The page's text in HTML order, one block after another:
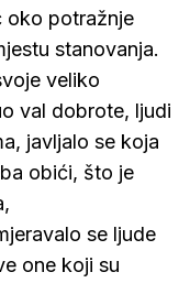
oko potražnje
stanovanja.
veliko
val dobrote, ljudi
javljalo se koja
obići, što je
se ljude
one koji su